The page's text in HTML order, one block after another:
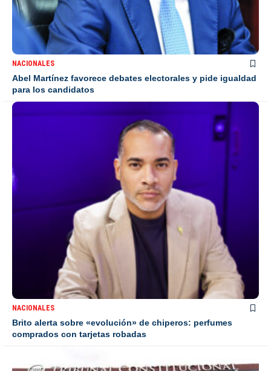
NACIONALES
Abel Martínez favorece debates electorales y pide igualdad
para los candidatos
NACIONALES
Brito alerta sobre «evolución» de chiperos: perfumes
comprados con tarjetas robadas